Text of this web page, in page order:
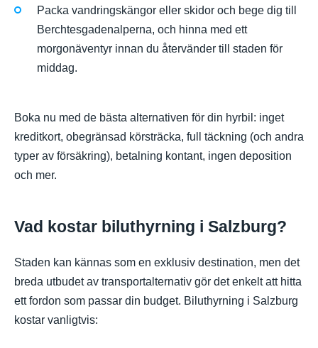
Packa vandringskängor eller skidor och bege dig till
Berchtesgadenalperna, och hinna med ett
morgonäventyr innan du återvänder till staden för
middag.
Boka nu med de bästa alternativen för din hyrbil: inget
kreditkort, obegränsad körsträcka, full täckning (och andra
typer av försäkring), betalning kontant, ingen deposition
och mer.
Vad kostar biluthyrning i Salzburg?
Staden kan kännas som en exklusiv destination, men det
breda utbudet av transportalternativ gör det enkelt att hitta
ett fordon som passar din budget. Biluthyrning i Salzburg
kostar vanligtvis: